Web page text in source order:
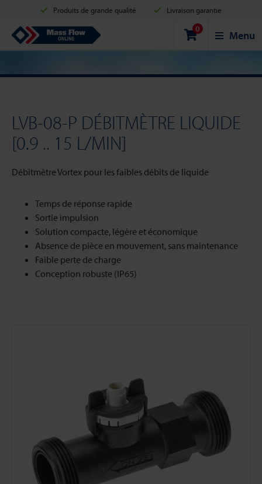
Produits de grande qualité Livraison garantie
Expédition en 2 jours ouvrés Achats sécurisés
Options de paiement: Carte de crédit, PayPal ou Virement bancaire.
Mass Flow Online 0 Menu
LVB-08-P DÉBITMÈTRE LIQUIDE
[0.9 .. 15 L/MIN]
Débitmètre Vortex pour les faibles débits de liquide
Temps de réponse rapide
Sortie impulsion
Solution compacte, légère et économique
Absence de pièce en mouvement, sans maintenance
Faible perte de charge
Conception robuste (IP65)